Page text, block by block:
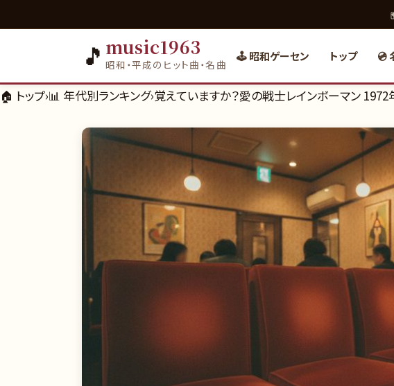
🎵 music1963
昭和・平成のヒット曲・名曲
🕹️ 昭和ゲーセン トップ 💿
🏠 トップ›📊 年代別ランキング›覚えていますか？愛の戦士レインボーマン 1972